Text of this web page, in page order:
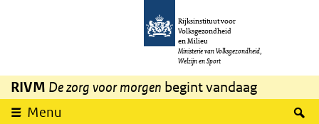
Overslaan en naar de inhoud gaan
Rijksinstituut voor
Volksgezondheid
en Milieu
Ministerie van Volksgezondheid,
Welzijn en Sport
RIVM De zorg voor morgen begint vandaag
Menu